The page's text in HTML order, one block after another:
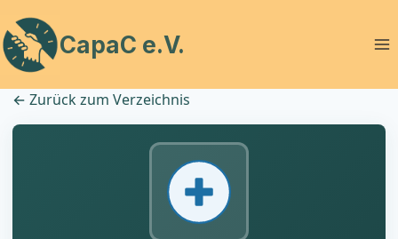
Inhalt
springen
CapaC e.V.
← Zurück zum Verzeichnis